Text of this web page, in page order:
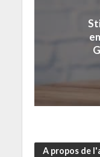
A propos de